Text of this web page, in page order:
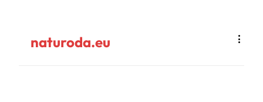
naturoda.eu